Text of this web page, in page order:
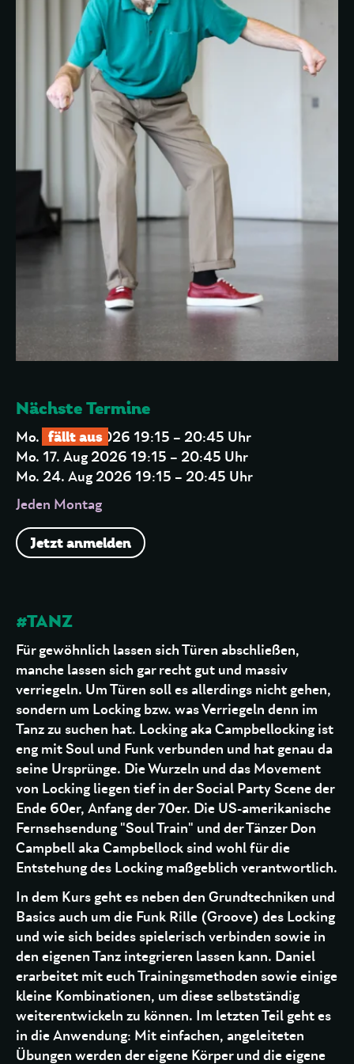
Nächste Termine
Mo. 10. Aug 2026 19:15 – 20:45 Uhr
fällt aus
Mo. 17. Aug 2026 19:15 – 20:45 Uhr
Mo. 24. Aug 2026 19:15 – 20:45 Uhr
Jeden Montag
Jetzt anmelden
#TANZ
Für gewöhnlich lassen sich Türen abschließen,
manche lassen sich gar recht gut und massiv
verriegeln. Um Türen soll es allerdings nicht gehen,
sondern um Locking bzw. was Verriegeln denn im
Tanz zu suchen hat. Locking aka Campbellocking ist
eng mit Soul und Funk verbunden und hat genau da
seine Ursprünge. Die Wurzeln und das Movement
von Locking liegen tief in der Social Party Scene der
Ende 60er, Anfang der 70er. Die US-amerikanische
Fernsehsendung "Soul Train" und der Tänzer Don
Campbell aka Campbellock sind wohl für die
Entstehung des Locking maßgeblich verantwortlich.
In dem Kurs geht es neben den Grundtechniken und
Basics auch um die Funk Rille (Groove) des Locking
und wie sich beides spielerisch verbinden sowie in
den eigenen Tanz integrieren lassen kann. Daniel
erarbeitet mit euch Trainingsmethoden sowie einige
kleine Kombinationen, um diese selbstständig
weiterentwickeln zu können. Im letzten Teil geht es
in die Anwendung: Mit einfachen, angeleiteten
Übungen werden der eigene Körper und die eigene